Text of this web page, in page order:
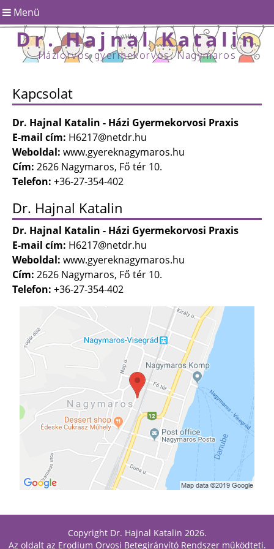
Menü
Dr. Hajnal Katalin
Háziorvos gyermekorvos, Nagymaros
Kapcsolat
Dr. Hajnal Katalin - Házi Gyermekorvosi Praxis
E-mail cím: H6217@netdr.hu
Weboldal: www.gyereknagymaros.hu
Cím: 2626 Nagymaros, Fő tér 10.
Telefon: +36-27-354-402
Dr. Hajnal Katalin
Dr. Hajnal Katalin - Házi Gyermekorvosi Praxis
E-mail cím: H6217@netdr.hu
Weboldal: www.gyereknagymaros.hu
Cím: 2626 Nagymaros, Fő tér 10.
Telefon: +36-27-354-402
Copyright Dr. Hajnal Katalin 2026.
Az oldalt az Erodium Orvosi Betegirányító Rendszerműködteti.